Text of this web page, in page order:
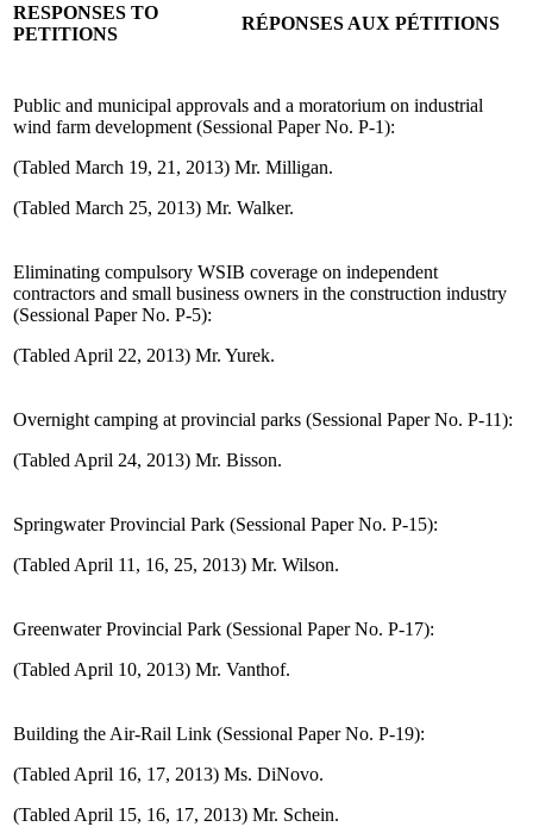
RESPONSES TO
PETITIONS
RÉPONSES AUX PÉTITIONS
Public and municipal approvals and a moratorium on industrial
wind farm development (Sessional Paper No. P-1):
(Tabled March 19, 21, 2013) Mr. Milligan.
(Tabled March 25, 2013) Mr. Walker.
Eliminating compulsory WSIB coverage on independent
contractors and small business owners in the construction industry
(Sessional Paper No. P-5):
(Tabled April 22, 2013) Mr. Yurek.
Overnight camping at provincial parks (Sessional Paper No. P-11):
(Tabled April 24, 2013) Mr. Bisson.
Springwater Provincial Park (Sessional Paper No. P-15):
(Tabled April 11, 16, 25, 2013) Mr. Wilson.
Greenwater Provincial Park (Sessional Paper No. P-17):
(Tabled April 10, 2013) Mr. Vanthof.
Building the Air-Rail Link (Sessional Paper No. P-19):
(Tabled April 16, 17, 2013) Ms. DiNovo.
(Tabled April 15, 16, 17, 2013) Mr. Schein.